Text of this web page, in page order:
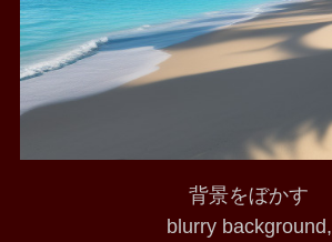
背景をぼかす
blurry background,